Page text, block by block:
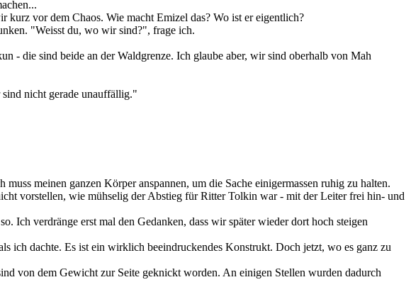
kurz vor dem Chaos. Wie macht Emizel das? Wo ist er eigentlich?
"Weisst du, wo wir sind?", frage ich.
- die sind beide an der Waldgrenze. Ich glaube aber, wir sind oberhalb von Mah
nicht gerade unauffällig."
meinen ganzen Körper anspannen, um die Sache einigermassen ruhig zu halten.
vorstellen, wie mühselig der Abstieg für Ritter Tolkin war - mit der Leiter frei hin- und
Ich verdränge erst mal den Gedanken, dass wir später wieder dort hoch steigen
ich dachte. Es ist ein wirklich beeindruckendes Konstrukt. Doch jetzt, wo es ganz zu
von dem Gewicht zur Seite geknickt worden. An einigen Stellen wurden dadurch